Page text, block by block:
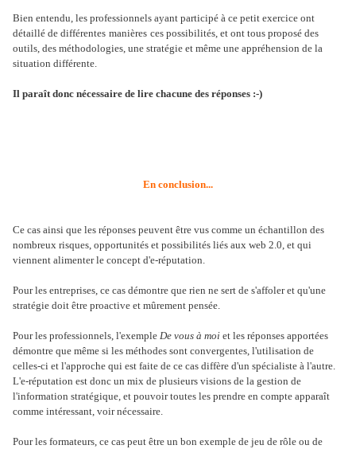
Bien entendu, les professionnels ayant participé à ce petit exercice ont
détaillé de différentes manières ces possibilités, et ont tous proposé des
outils, des méthodologies, une stratégie et même une appréhension de la
situation différente.
Il paraît donc nécessaire de lire chacune des réponses :-)
En conclusion...
Ce cas ainsi que les réponses peuvent être vus comme un échantillon des
nombreux risques, opportunités et possibilités liés aux web 2.0, et qui
viennent alimenter le concept d'e-réputation.
Pour les entreprises, ce cas démontre que rien ne sert de s'affoler et qu'une
stratégie doit être proactive et mûrement pensée.
Pour les professionnels, l'exemple De vous à moi et les réponses apportées
démontre que même si les méthodes sont convergentes, l'utilisation de
celles-ci et l'approche qui est faite de ce cas diffère d'un spécialiste à l'autre.
L'e-réputation est donc un mix de plusieurs visions de la gestion de
l'information stratégique, et pouvoir toutes les prendre en compte apparaît
comme intéressant, voir nécessaire.
Pour les formateurs, ce cas peut être un bon exemple de jeu de rôle ou de